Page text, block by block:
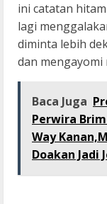
ini catatan
lagi
diminta lebih
dan mengayomi
Baca Juga
Perwira
Way
Doakan Jadi